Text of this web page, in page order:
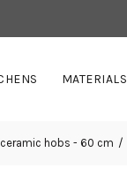
MATERIALS
hobs - 60 cm